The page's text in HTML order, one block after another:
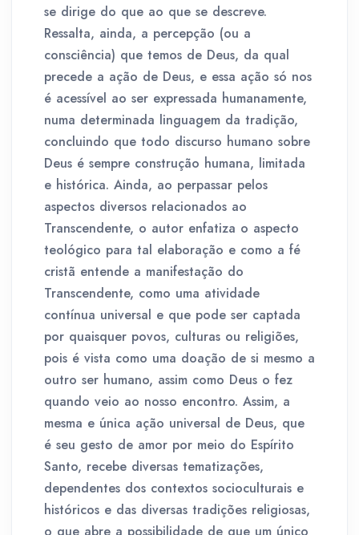
se dirige do que ao que se descreve.
Ressalta, ainda, a percepção (ou a
consciência) que temos de Deus, da qual
precede a ação de Deus, e essa ação só nos
é acessível ao ser expressada humanamente,
numa determinada linguagem da tradição,
concluindo que todo discurso humano sobre
Deus é sempre construção humana, limitada
e histórica. Ainda, ao perpassar pelos
aspectos diversos relacionados ao
Transcendente, o autor enfatiza o aspecto
teológico para tal elaboração e como a fé
cristã entende a manifestação do
Transcendente, como uma atividade
contínua universal e que pode ser captada
por quaisquer povos, culturas ou religiões,
pois é vista como uma doação de si mesmo a
outro ser humano, assim como Deus o fez
quando veio ao nosso encontro. Assim, a
mesma e única ação universal de Deus, que
é seu gesto de amor por meio do Espírito
Santo, recebe diversas tematizações,
dependentes dos contextos socioculturais e
históricos e das diversas tradições religiosas,
o que abre a possibilidade de que um único